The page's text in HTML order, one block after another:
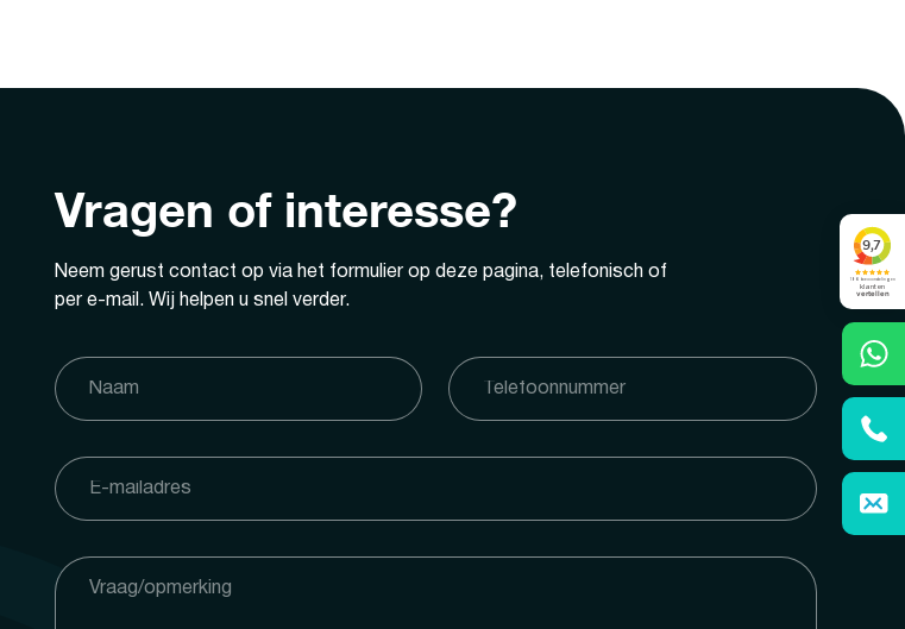
Vragen of interesse?
Neem gerust contact op via het formulier op deze pagina, telefonisch of
per e-mail. Wij helpen u snel verder.